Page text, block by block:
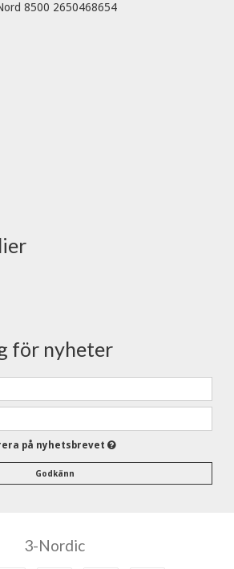
8500 2650468654
för nyheter
på nyhetsbrevet
Godkänn
3-Nordic